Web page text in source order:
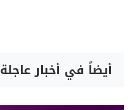
أيضاً في أخبار عاجلة